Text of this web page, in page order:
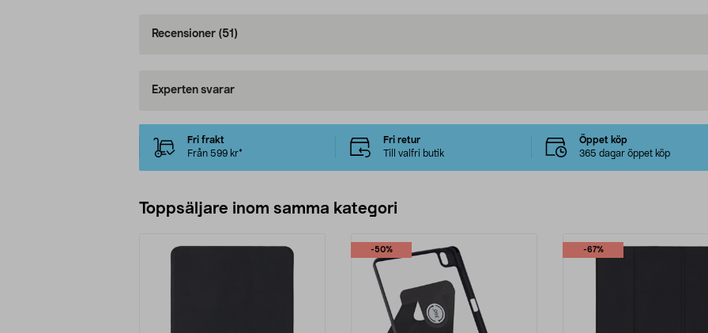
Recensioner (51)
Experten svarar
Fri frakt
Från 599 kr*
Fri retur
Till valfri butik
Öppet köp
365 dagar öppet köp
Toppsäljare inom samma kategori
-50% -67%